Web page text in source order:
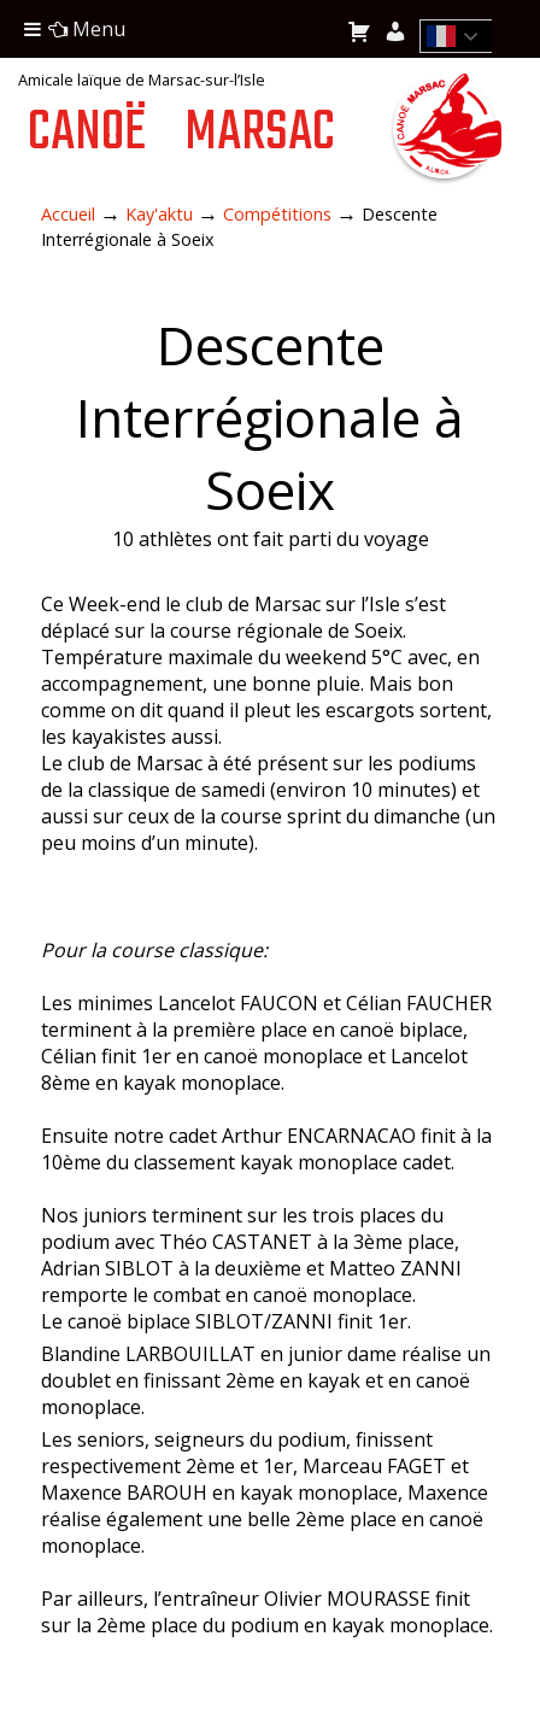
Amicale laïque de Marsac-sur-l’Isle
CANOË MARSAC
Accueil → Kay'aktu → Compétitions → Descente
Interrégionale à Soeix
Descente
Interrégionale à
Soeix
10 athlètes ont fait parti du voyage
Ce Week-end le club de Marsac sur l’Isle s’est
déplacé sur la course régionale de Soeix.
Température maximale du weekend 5°C avec, en
accompagnement, une bonne pluie. Mais bon
comme on dit quand il pleut les escargots sortent,
les kayakistes aussi.
Le club de Marsac à été présent sur les podiums
de la classique de samedi (environ 10 minutes) et
aussi sur ceux de la course sprint du dimanche (un
peu moins d’un minute).
Pour la course classique:
Les minimes Lancelot FAUCON et Célian FAUCHER
terminent à la première place en canoë biplace,
Célian finit 1er en canoë monoplace et Lancelot
8ème en kayak monoplace.
Ensuite notre cadet Arthur ENCARNACAO finit à la
10ème du classement kayak monoplace cadet.
Nos juniors terminent sur les trois places du
podium avec Théo CASTANET à la 3ème place,
Adrian SIBLOT à la deuxième et Matteo ZANNI
remporte le combat en canoë monoplace.
Le canoë biplace SIBLOT/ZANNI finit 1er.
Blandine LARBOUILLAT en junior dame réalise un
doublet en finissant 2ème en kayak et en canoë
monoplace.
Les seniors, seigneurs du podium, finissent
respectivement 2ème et 1er, Marceau FAGET et
Maxence BAROUH en kayak monoplace, Maxence
réalise également une belle 2ème place en canoë
monoplace.
Par ailleurs, l’entraîneur Olivier MOURASSE finit
sur la 2ème place du podium en kayak monoplace.
Menu